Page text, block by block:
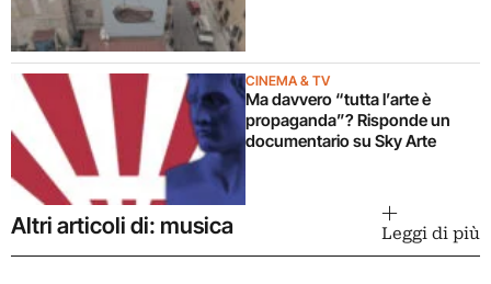
CINEMA & TV
Ma davvero “tutta l’arte è
propaganda”? Risponde un
documentario su Sky Arte
Altri articoli di: musica Leggi di più